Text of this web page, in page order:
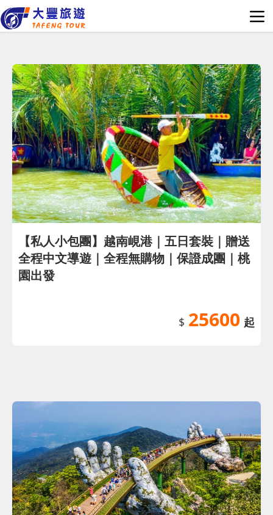
【私人小包團】越南峴港｜五日套裝｜贈送
全程中文導遊｜全程無購物｜保證成團｜桃
園出發
$ 25600 起